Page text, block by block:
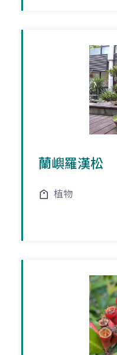
蘭嶼羅漢松
植物